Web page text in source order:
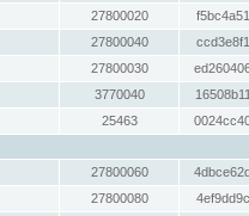
27800020
27800040
27800030
3770040
25463
27800060
27800080